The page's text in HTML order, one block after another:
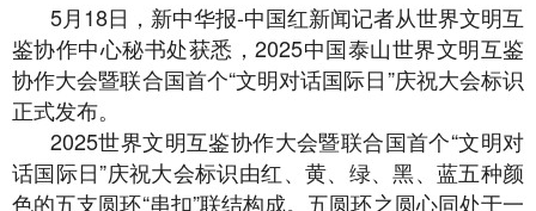
5月18日，新中华报-中国红新闻记者从世界文明互
鉴协作中心秘书处获悉，2025中国泰山世界文明互鉴
协作大会暨联合国首个“文明对话国际日”庆祝大会标识
正式发布。
2025世界文明互鉴协作大会暨联合国首个“文明对
话国际日”庆祝大会标识由红、黄、绿、黑、蓝五种颜
色的五支圆环“串扣”联结构成。五圆环之圆心同处于一